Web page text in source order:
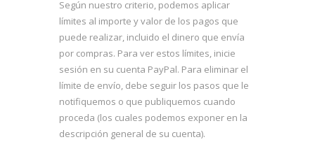
Según nuestro criterio, podemos aplicar
límites al importe y valor de los pagos que
puede realizar, incluido el dinero que envía
por compras. Para ver estos límites, inicie
sesión en su cuenta PayPal. Para eliminar el
límite de envío, debe seguir los pasos que le
notifiquemos o que publiquemos cuando
proceda (los cuales podemos exponer en la
descripción general de su cuenta).